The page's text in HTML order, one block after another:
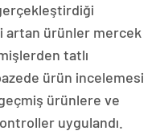
artan ürünler mercek
tatlı
ürün incelemesi
ürünlere ve
uygulandı.